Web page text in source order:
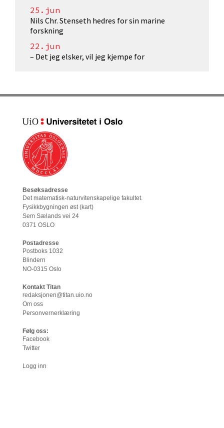
25.jun
Nils Chr. Stenseth hedres for sin marine
forskning
22.jun
– Det jeg elsker, vil jeg kjempe for
Besøksadresse
Det matematisk-naturvitenskapelige fakultet.
Fysikkbygningen øst (kart)
Sem Sælands vei 24
0371 OSLO
Postadresse
Postboks 1032
Blindern
NO-0315 Oslo
Kontakt Titan
redaksjonen@titan.uio.no
Om oss
Personvernerklæring
Følg oss:
Facebook
Twitter
Logg inn